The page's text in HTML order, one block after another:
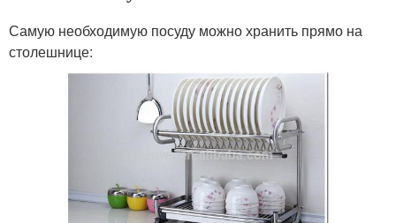
Самую необходимую посуду можно хранить прямо на
столешнице: